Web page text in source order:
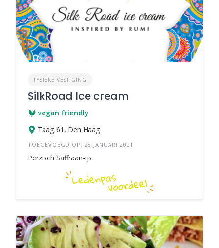
FYSIEKE VESTIGING
SilkRoad Ice cream
vegan friendly
Taag 61, Den Haag
TOEGEVOEGD OP: 28 JANUARI 2021
Perzisch Saffraan-ijs